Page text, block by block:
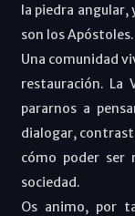
la piedra angular,
son los Apóstoles.
Una comunidad
restauración. La
pararnos a
dialogar,
cómo poder ser
sociedad.
Os animo, por